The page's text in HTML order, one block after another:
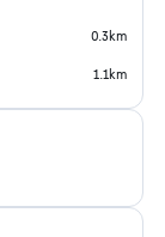
0.3km
1.1km